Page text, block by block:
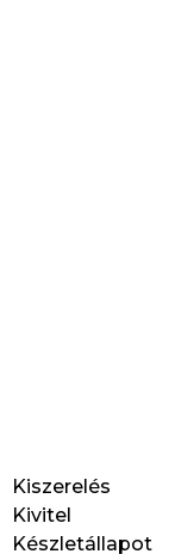
Kiszerelés
Kivitel
Készletállapot